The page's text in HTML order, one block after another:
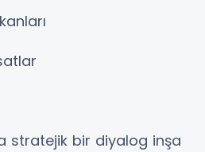
stratejik bir diyalog inşa